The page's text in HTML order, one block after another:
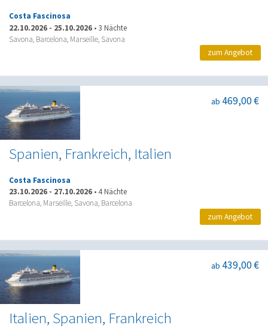
Costa Fascinosa
22.10.2026 - 25.10.2026 • 3 Nächte
Savona, Barcelona, Marseille, Savona
zum Angebot
Spanien, Frankreich, Italien
ab 469,00 €
Costa Fascinosa
23.10.2026 - 27.10.2026 •4 Nächte
Barcelona, Marseille, Savona, Barcelona
zum Angebot
Italien, Spanien, Frankreich
ab 439,00 €